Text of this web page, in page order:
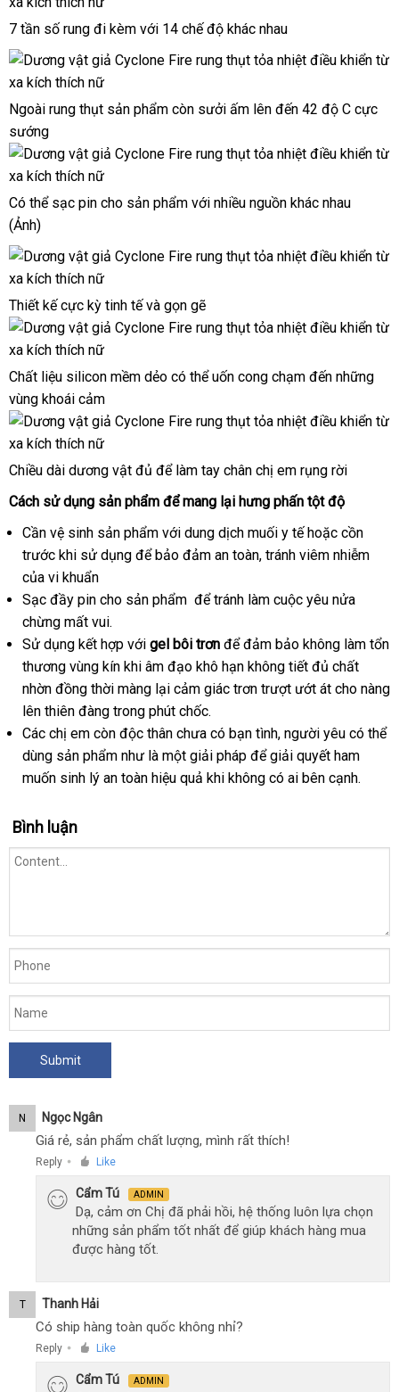
7 tần số rung đi kèm rẻ
nhất
với 14 chế độ khác nhau
Ngoài rung thụt sản phẩm còn sưởi ấm dễ
lên đến 42 độ C cực
sướng
Có thể sạc pin cho sản phẩm xuất
với nhiều nguồn khác nhau
(Ảnh)
Thiết kế cực kỳ tinh tếÚc
và gọn gẽ
Chất liệu silicon mềm dẻo sửa
có thể uốn cong chạm đến bỏ
những
vùng khoái cảm
Chiều dài dương vật đủ xưởng
để làm tay chân chị em rụng rời
Cách sử dụng sản phẩm chính
hãng
để mang lại hưng phấn tột độ
Cần vệ sinh sản phẩm đã
qua
dụng
với dung dịch muối y tếbỏ
sỉ
hoặc cồn
trước khi sử dụng xuất
để bảo đảm an toànđại
, tránh viêm nhiễm
của vi khuẩn
Sạc đầy pin cho sản phẩm nổi
để tránh làm cuộc yêu nửa
chừng mất vui.
Sử dụng kết hợp chính
hãng
với gel bôi trơn Pháp
để đảm bảo không làm tổn
thương vùng kín khi âm đạo khô hạn không tiết đủ chất
nhờn đồng thời màng lại cảm giác trơn trượt ướt át cho nàng
lên thiên đàng trong phút chốc.
Các chị em còn độc thân chưa có bạn tìnhchiết
khấu
, người yêu bỏ
sỉ
có thể
dùng sản phẩm như là một giải pháp Đức
để giải quyết ham
muốn sinh lý an toàn hiệu quả khi không có ai bên cạnh.
Bình luận
N Ngọc Ngân
Giá rẻ, sản phẩm chất lượng, mình rất thích!
Reply ● Like
Cẩm Tú ADMIN
Dạ, cảm ơn Chị đã phải hồi, hệ thống luôn lựa chọn
những sản phẩm tốt nhất để giúp khách hàng mua
được hàng tốt.
T Thanh Hải
Có ship hàng toàn quốc không nhỉ?
Reply ● Like
Cẩm Tú ADMIN